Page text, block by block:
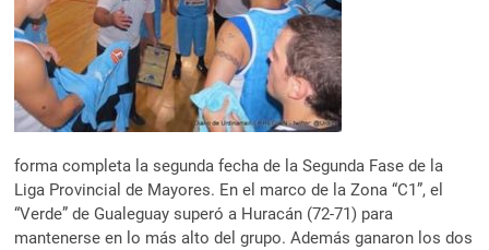
forma completa la segunda fecha de la Segunda Fase de la
Liga Provincial de Mayores. En el marco de la Zona “C1”, el
“Verde” de Gualeguay superó a Huracán (72-71) para
mantenerse en lo más alto del grupo. Además ganaron los dos